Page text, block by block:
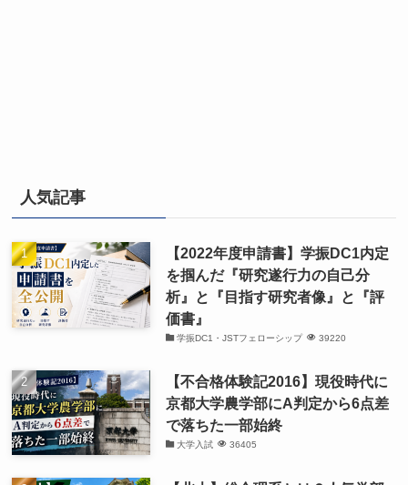
人気記事
【2022年度申請書】学振DC1内定
を掴んだ『研究遂行力の自己分
析』と『目指す研究者像』と『評
価書』
学振DC1・JSTフェローシップ 39220
【不合格体験記2016】現役時代に
京都大学農学部にA判定から6点差
で落ちた一部始終
大学入試 36405